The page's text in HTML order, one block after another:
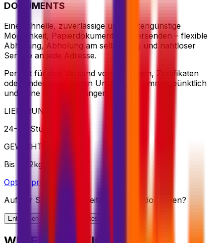
DOCUMENTS
Eine schnelle, zuverlässige und kostengünstige
Möglichkeit, Papierdokumente zu versenden – flexible
Abholung, Abholung am selben Tag und nahtloser
Service an jede Adresse.
Perfekt für den Versand von Verträgen, Zertifikaten
oder anderen wichtigen Unterlagen – immer pünktlich
und ohne Überraschungen.
LIEFERUNG
24-48 Stunden
GEWICHT
Bis zu 2kg
Option prüfen
Auf der Suche nach weiteren Versandoptionen?
Entdecken Sie unser gesamtes Angebot